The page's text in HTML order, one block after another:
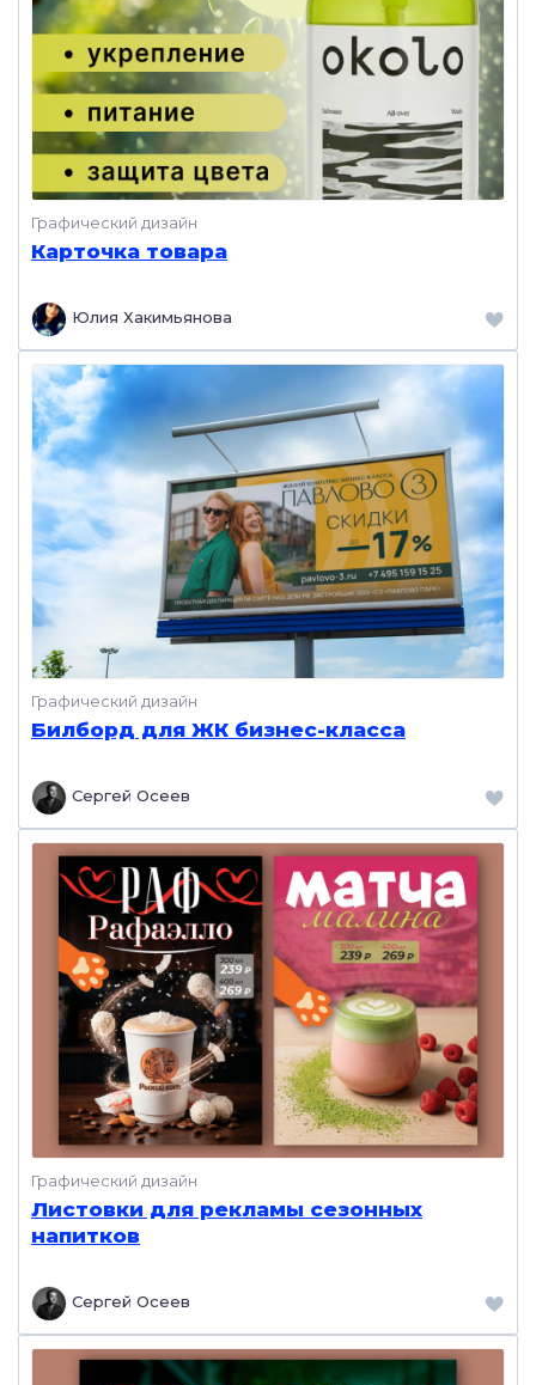
Графический дизайн
Карточка товара
Юлия Хакимьянова
Графический дизайн
Билборд для ЖК бизнес-класса
Сергей Осеев
Графический дизайн
Листовки для рекламы сезонных
напитков
Сергей Осеев